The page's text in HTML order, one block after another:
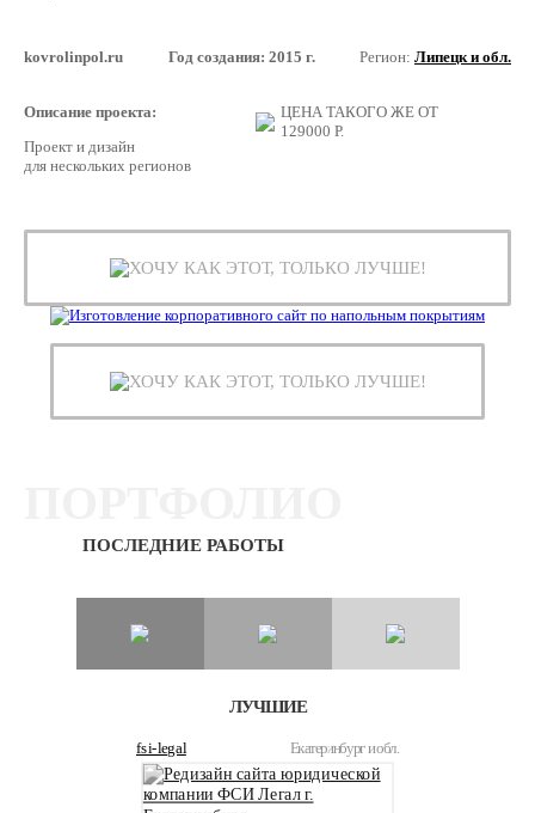
kovrolinpol.ru Год создания: 2015 г. Регион: Липецк и обл.
Описание проекта:
Проект и дизайн
для нескольких регионов
ЦЕНА ТАКОГО ЖЕ ОТ
129000 Р.
ХОЧУ КАК ЭТОТ, ТОЛЬКО ЛУЧШЕ!
ХОЧУ КАК ЭТОТ, ТОЛЬКО ЛУЧШЕ!
ПОСЛЕДНИЕ РАБОТЫ
ЛУЧШИЕ
fsi-legal Екатеринбург и обл.